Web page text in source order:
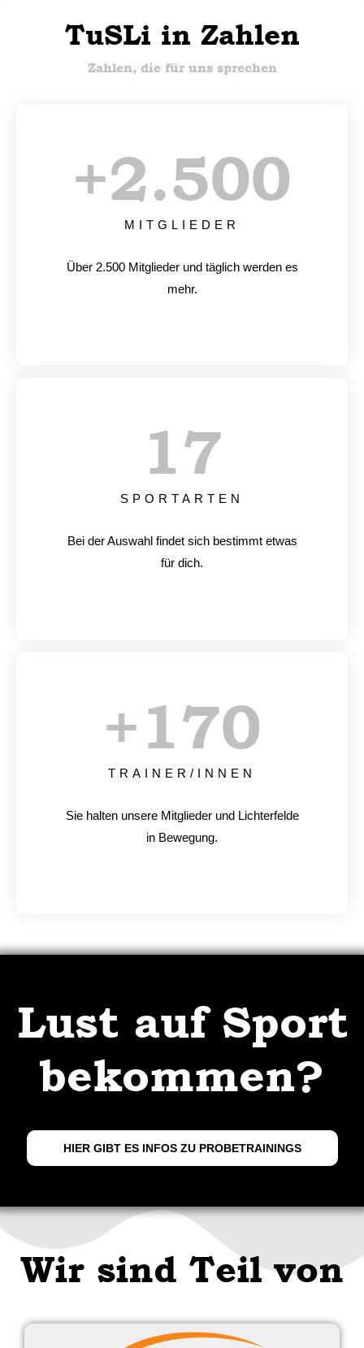
TuSLi in Zahlen
Zahlen, die für uns sprechen
MITGLIEDER
+2.500
Über 2.500 Mitglieder und täglich werden es
mehr.
SPORTARTEN
17
Bei der Auswahl findet sich bestimmt etwas
für dich.
TRAINER/INNEN
+170
Sie halten unsere Mitglieder und Lichterfelde
in Bewegung.
Lust auf Sport
bekommen?
HIER GIBT ES INFOS ZU PROBETRAININGS
Wir sind Teil von